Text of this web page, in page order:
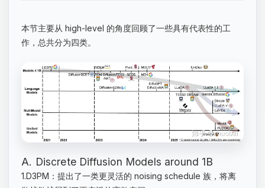
本节主要从 high-level 的角度回顾了一些具有代表性的工
作，总共分为四类。
A. Discrete Diffusion Models around 1B
1.D3PM：提出了一类更灵活的 noising schedule 族，将离